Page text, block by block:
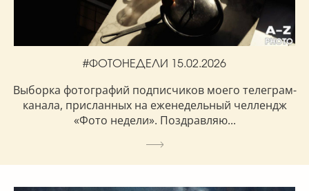
#ФОТОНЕДЕЛИ 15.02.2026
Выборка фотографий подписчиков моего телеграм-
канала, присланных на еженедельный челлендж
«Фото недели». Поздравляю...